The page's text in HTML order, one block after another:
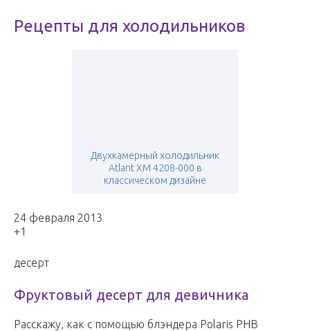
Рецепты для холодильников
Двухкамерный холодильник
Atlant ХМ 4208-000 в
классическом дизайне
24 февраля 2013
+1
десерт
Фруктовый десерт для девичника
Расскажу, как с помощью блэндера Polaris PHB